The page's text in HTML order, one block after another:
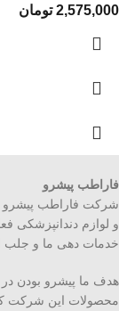
2,575,000 تومان
فاراطب پیشرو
و لوازم دندانپزشکی
خدمات دهی ما و جلب
هدف ما پیشرو بودن در
محصولات این شرکت